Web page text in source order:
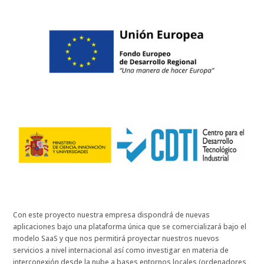
Con este proyecto nuestra empresa dispondrá de nuevas
aplicaciones bajo una plataforma única que se comercializará bajo el
modelo SaaS y que nos permitirá proyectar nuestros nuevos
servicios a nivel internacional así como investigar en materia de